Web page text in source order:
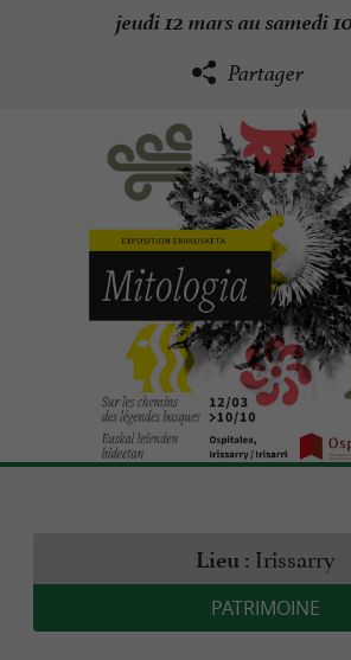
jeudi 12 mars au samedi
Partager
Lieu : Irissarry
PATRIMOINE